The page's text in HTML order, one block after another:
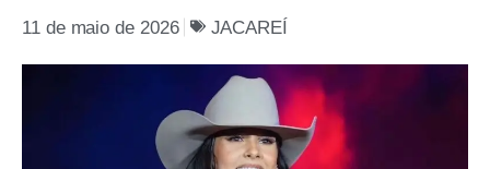
11 de maio de 2026 JACAREÍ